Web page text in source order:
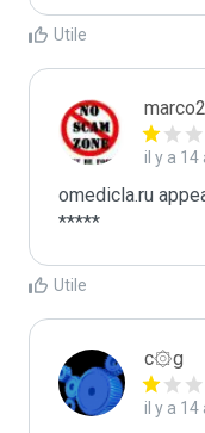
Utile
il y a 14
omedicla.ru
*****
Utile
c۞g
il y a 14